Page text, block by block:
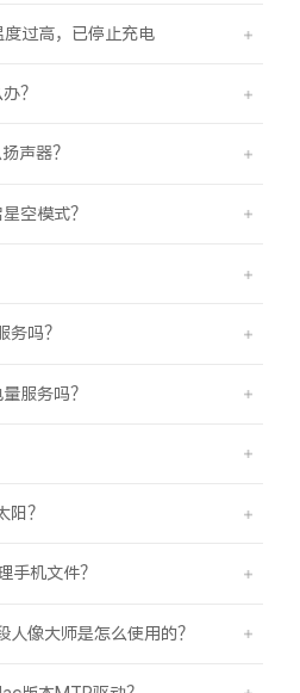
过高，已停止充电
？
声器？
空模式？
吗？
服务吗？
阳？
手机文件？
像大师是怎么使用的？